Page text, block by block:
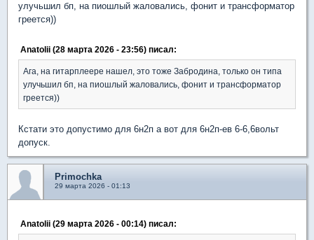
улучьшил бп, на пиошлый жаловались, фонит и трансформатор
греется))
Anatolii (28 марта 2026 - 23:56) писал:
Ага, на гитарплеере нашел, это тоже Забродина, только он типа
улучьшил бп, на пиошлый жаловались, фонит и трансформатор
греется))
Кстати это допустимо для 6н2п а вот для 6н2п-ев 6-6,6вольт
допуск.
Primochka
29 марта 2026 - 01:13
Anatolii (29 марта 2026 - 00:14) писал: